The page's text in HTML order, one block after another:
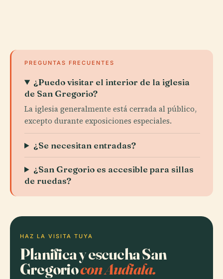
PREGUNTAS FRECUENTES
¿Puedo visitar el interior de la iglesia
de San Gregorio?
La iglesia generalmente está cerrada al público,
excepto durante exposiciones especiales.
¿Se necesitan entradas?
¿San Gregorio es accesible para sillas
de ruedas?
HAZ LA VISITA TUYA
Planifica y escucha San
Gregoriocon Audiala.